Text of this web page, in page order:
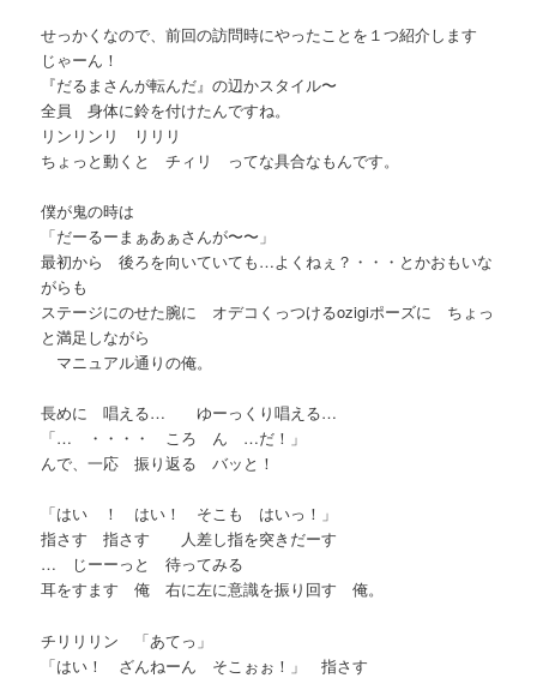
せっかくなので、前回の訪問時にやったことを１つ紹介します
じゃーん！
『だるまさんが転んだ』の辺かスタイル〜
全員 身体に鈴を付けたんですね。
リンリンリ リリリ
ちょっと動くと チィリ ってな具合なもんです。
僕が鬼の時は
「だーるーまぁあぁさんが〜〜」
最初から 後ろを向いていても…よくねぇ？・・・とかおもいな
がらも
ステージにのせた腕に オデコくっつけるozigiポーズに ちょっ
と満足しながら
マニュアル通りの俺。
長めに 唱える… ゆーっくり唱える…
「… ・・・・ ころ ん …だ！」
んで、一応 振り返る バッと！
「はい ！ はい！ そこも はいっ！」
指さす 指さす 人差し指を突きだーす
… じーーっと 待ってみる
耳をすます 俺 右に左に意識を振り回す 俺。
チリリリン 「あてっ」
「はい！ ざんねーん そこぉぉ！」 指さす